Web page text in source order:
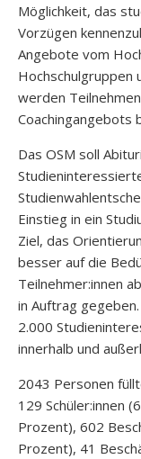
Möglichkeit, das
Vorzügen
Angebote vom
Hochschulgruppen
werden
Coachingangebots
Das OSM soll
Einstieg in ein
Ziel, das
besser auf die
Teilnehmer:innen
in Auftrag
2.000
innerhalb und
2043 Personen
129 Schüler:innen
Prozent), 602
Prozent), 41